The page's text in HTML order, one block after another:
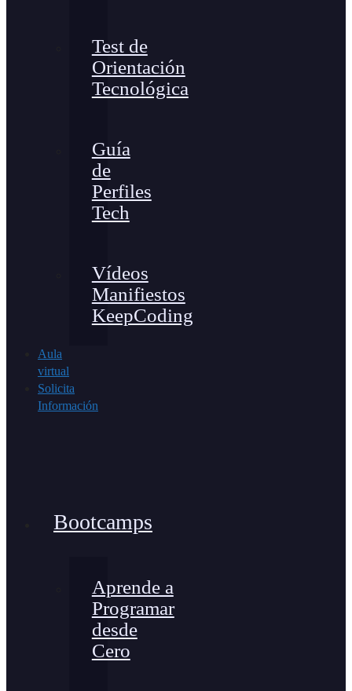
Test de
Orientación
Tecnológica
Guía
de
Perfiles
Tech
Vídeos
Manifiestos
KeepCoding
Aula
virtual
Solicita
Información
Bootcamps
Aprende a
Programar
desde
Cero